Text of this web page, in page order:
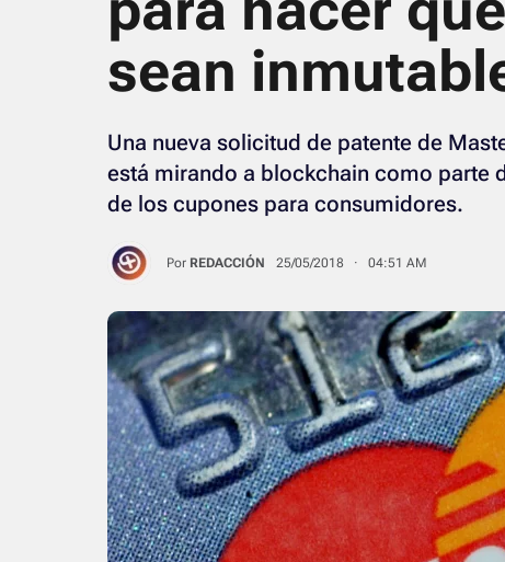
sean
Una nueva solicitud de patente de
está mirando a blockchain como parte
de los cupones para consumidores.
Por REDACCIÓN 25/05/2018 · 04:51 AM